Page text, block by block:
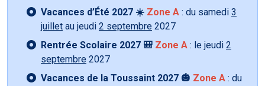
Vacances d’Été 2027 ☀️ Zone A : du samedi 3
juillet au jeudi 2 septembre 2027
Rentrée Scolaire 2027 🎒 Zone A : le jeudi 2
septembre 2027
Vacances de la Toussaint 2027 🎃 Zone A : du